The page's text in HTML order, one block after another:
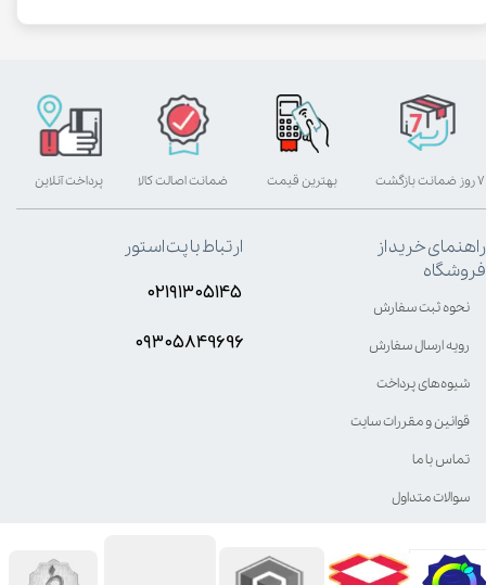
بهترین قیمت پرداخت آنلاین ۷ روز ضمانت بازگشت ضمانت اصالت کالا
راهنمای خرید از
فروشگاه
نحوه ثبت سفارش
رویه ارسال سفارش
شیوه‌های پرداخت
قوانین و مقررات سایت
تماس با ما
سوالات متداول
ارتباط با پت استور
۰۲۱۹۱۳۰۵۱۴۵
۰۹۳۰۵8۴9696